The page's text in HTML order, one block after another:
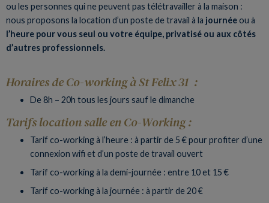
ou les personnes qui ne peuvent pas télétravailler à la maison :
nous proposons la location d’un poste de travail à la journée ou à
l’heure pour vous seul ou votre équipe, privatisé ou aux côtés
d’autres professionnels.
Horaires de Co-working à St Felix 31 :
De 8h – 20h tous les jours sauf le dimanche
Tarifs location salle en Co-Working :
Tarif co-working à l’heure : à partir de 5 € pour profiter d’une
connexion wifi et d’un poste de travail ouvert
Tarif co-working à la demi-journée : entre 10 et 15 €
Tarif co-working à la journée : à partir de 20 €